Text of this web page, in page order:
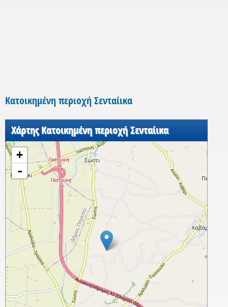
Κατοικημένη περιοχή Σενταίικα
Χάρτης Κατοικημένη περιοχή Σενταίικα
+
-